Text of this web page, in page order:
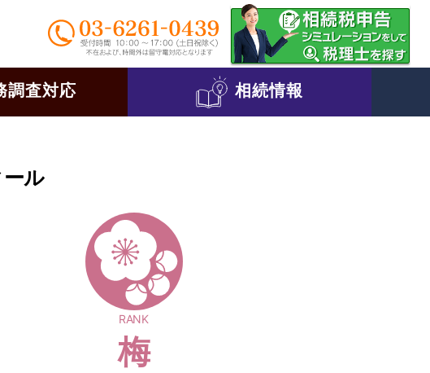
調査対応 相続情報
ル
RANK
梅